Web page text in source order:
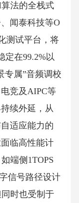
法的全栈式
闻泰科技等O
测试平台，将
定在99.2%以
专属”音频调校
竞及AIPC等
续外延，从
适应能力的
临高性能计
端侧1TOPS
信号路径设计
时也受制于